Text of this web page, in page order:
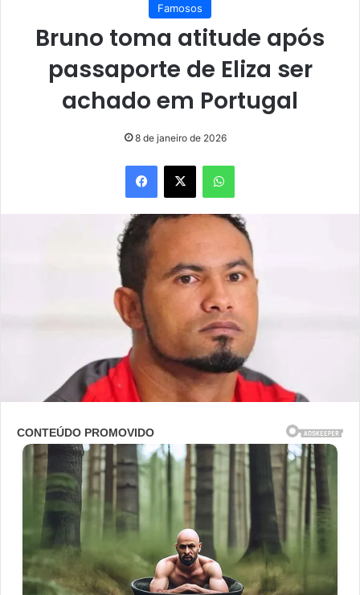
Famosos
Bruno toma atitude após
passaporte de Eliza ser
achado em Portugal
8 de janeiro de 2026
Facebook
X WhatsApp